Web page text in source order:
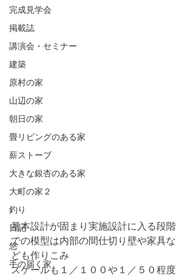
完成見学会
掲載誌
講演会・セミナー
建築
原村の家
山辺の家
朝日の家
畳リビングのある家
薪ストーブ
大きな銀杏のある家
大町の家２
釣り
日記
悠
手の届く家
基本設計が固まり実施設計に入る段階
での模型は内部の間仕切り壁や家具な
ども作りこみ
スケールも１／１００や１／５０程度